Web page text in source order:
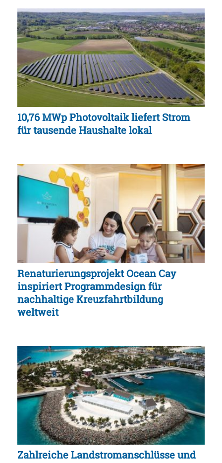
10,76 MWp Photovoltaik liefert Strom
für tausende Haushalte lokal
Renaturierungsprojekt Ocean Cay
inspiriert Programmdesign für
nachhaltige Kreuzfahrtbildung
weltweit
Zahlreiche Landstromanschlüsse und